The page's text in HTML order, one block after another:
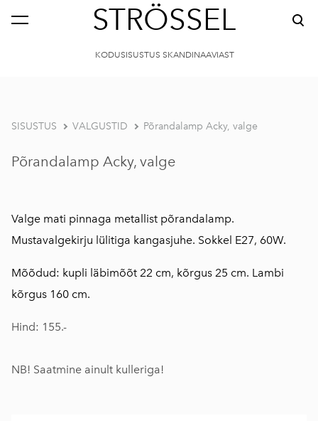
STRÖSSEL
KODUSISUSTUS SKANDINAAVIAST
SISUSTUS VALGUSTID Põrandalamp Acky, valge
Põrandalamp Acky, valge
Valge mati pinnaga metallist põrandalamp.
Mustavalgekirju lülitiga kangasjuhe. Sokkel E27, 60W.
Mõõdud: kupli läbimõõt 22 cm, kõrgus 25 cm. Lambi
kõrgus 160 cm.
Hind: 155.-
NB! Saatmine ainult kulleriga!